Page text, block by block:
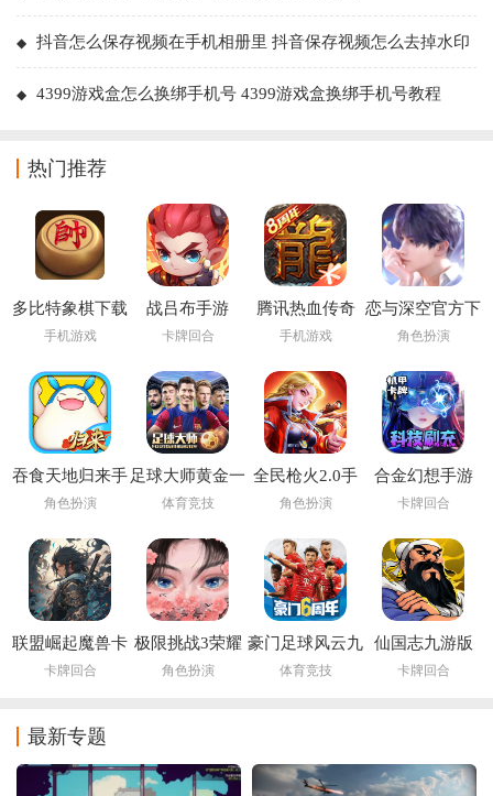
抖音怎么保存视频在手机相册里 抖音保存视频怎么去掉水印
4399游戏盒怎么换绑手机号 4399游戏盒换绑手机号教程
热门推荐
多比特象棋下载
手机游戏
战吕布手游
卡牌回合
腾讯热血传奇
手机游戏
恋与深空官方下
载
角色扮演
吞食天地归来手
游
角色扮演
足球大师黄金一
代九游版
体育竞技
全民枪火2.0手
游
角色扮演
合金幻想手游
卡牌回合
联盟崛起魔兽卡
牌手游
卡牌回合
极限挑战3荣耀
之战手游
角色扮演
豪门足球风云九
游官方
体育竞技
仙国志九游版
卡牌回合
最新专题